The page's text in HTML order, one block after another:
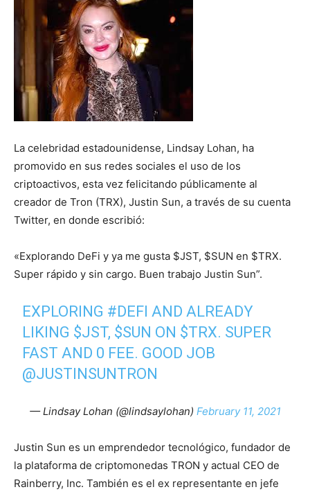
La celebridad estadounidense, Lindsay Lohan, ha
promovido en sus redes sociales el uso de los
criptoactivos, esta vez felicitando públicamente al
creador de Tron (TRX), Justin Sun, a través de su cuenta
Twitter, en donde escribió:
«Explorando DeFi y ya me gusta $JST, $SUN en $TRX.
Super rápido y sin cargo. Buen trabajo Justin Sun”.
EXPLORING #DEFI AND ALREADY
LIKING $JST, $SUN ON $TRX. SUPER
FAST AND 0 FEE. GOOD JOB
@JUSTINSUNTRON
— Lindsay Lohan (@lindsaylohan) February 11, 2021
Justin Sun es un emprendedor tecnológico, fundador de
la plataforma de criptomonedas TRON y actual CEO de
Rainberry, Inc. También es el ex representante en jefe